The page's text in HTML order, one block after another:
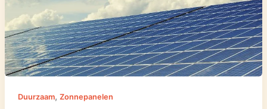
Duurzaam, Zonnepanelen